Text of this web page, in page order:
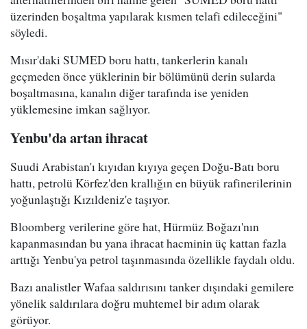
üzerinden boşaltma yapılarak kısmen telafi edileceğini"
söyledi.
Mısır'daki SUMED boru hattı, tankerlerin kanalı
geçmeden önce yüklerinin bir bölümünü derin sularda
boşaltmasına, kanalın diğer tarafında ise yeniden
yüklemesine imkan sağlıyor.
Yenbu'da artan ihracat
Suudi Arabistan'ı kıyıdan kıyıya geçen Doğu-Batı boru
hattı, petrolü Körfez'den krallığın en büyük rafinerilerinin
yoğunlaştığı Kızıldeniz'e taşıyor.
Bloomberg verilerine göre hat, Hürmüz Boğazı'nın
kapanmasından bu yana ihracat hacminin üç kattan fazla
arttığı Yenbu'ya petrol taşınmasında özellikle faydalı oldu.
Bazı analistler Wafaa saldırısını tanker dışındaki gemilere
yönelik saldırılara doğru muhtemel bir adım olarak
görüyor.